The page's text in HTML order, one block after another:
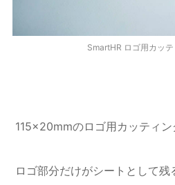
SmartHR ロゴ用カッ
115×20mmのロゴ用カッティン
ロゴ部分だけがシートとして